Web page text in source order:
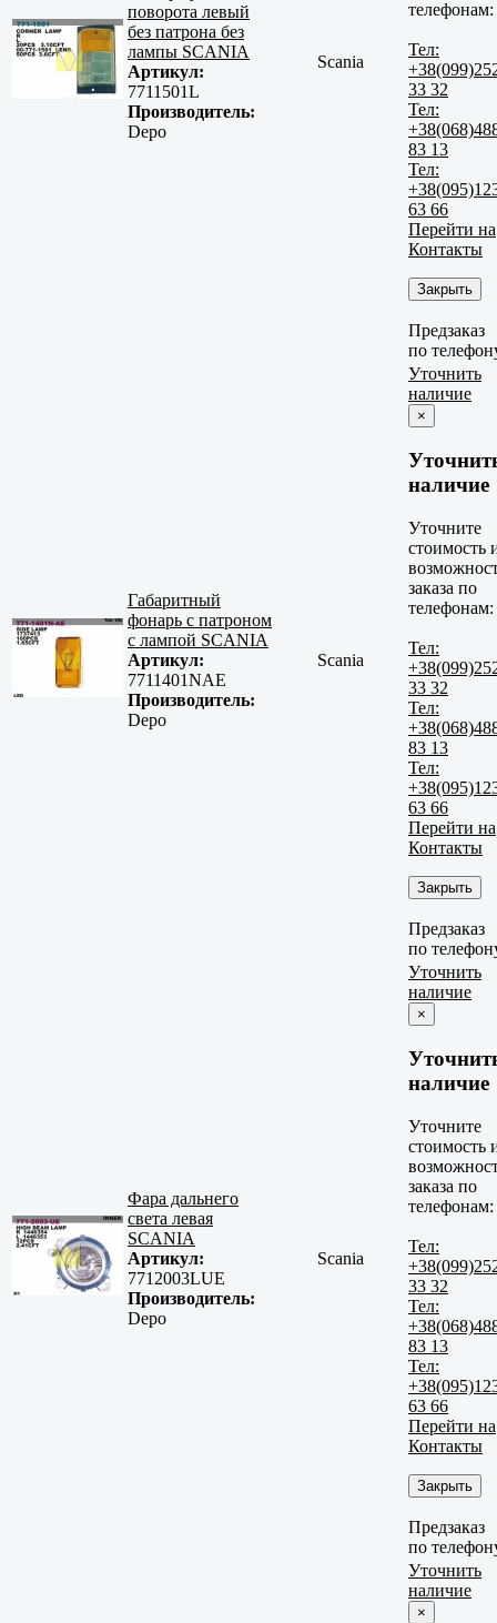
поворота левый
без патрона без
лампы SCANIA
Артикул:
7711501L
Производитель:
Depo
Scania
телефонам:
Тел:
33 32
Тел:
83 13
Тел:
63 66
Перейти на
Контакты
Закрыть
Предзаказ
по
Габаритный
фонарь с патроном
с лампой SCANIA
Артикул:
7711401NAE
Производитель:
Depo
Scania
Уточнить
наличие
×
наличие
Уточните
стоимость
заказа по
телефонам:
Тел:
33 32
Тел:
83 13
Тел:
63 66
Перейти на
Контакты
Закрыть
Предзаказ
по
Фара дальнего
света левая
SCANIA
Артикул:
7712003LUE
Производитель:
Depo
Scania
Уточнить
наличие
×
наличие
Уточните
стоимость
заказа по
телефонам:
Тел:
33 32
Тел:
83 13
Тел:
63 66
Перейти на
Контакты
Закрыть
Предзаказ
по
Уточнить
наличие
×